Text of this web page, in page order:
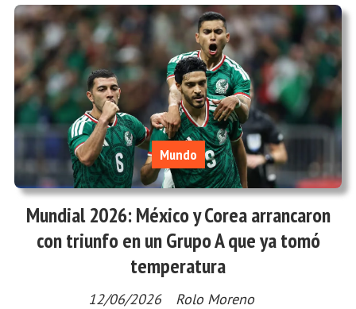
Mundial 2026: México y Corea arrancaron
con triunfo en un Grupo A que ya tomó
temperatura
Rolo Moreno
Mundo
12/06/2026